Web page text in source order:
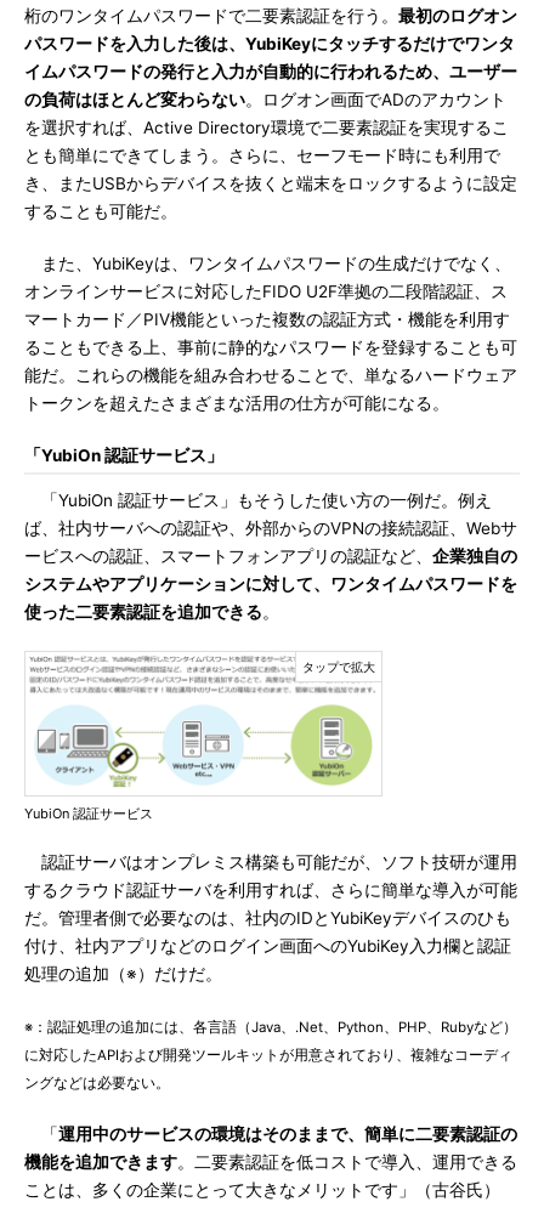
桁のワンタイムパスワードで二要素認証を行う。 最初のログオン
パスワードを入力した後は、YubiKeyにタッチするだけでワンタ
イムパスワードの発行と入力が自動的に行われるため、ユーザー
の負荷はほとんど変わらない。ログオン画面でADのアカウント
を選択すれば、Active Directory環境で二要素認証を実現するこ
とも簡単にできてしまう。さらに、セーフモード時にも利用で
き、またUSBからデバイスを抜くと端末をロックするように設定
することも可能だ。
また、YubiKeyは、ワンタイムパスワードの生成だけでなく、
オンラインサービスに対応したFIDO U2F準拠の二段階認証、ス
マートカード／PIV機能といった複数の認証方式・機能を利用す
ることもできる上、事前に静的なパスワードを登録することも可
能だ。これらの機能を組み合わせることで、単なるハードウェア
トークンを超えたさまざまな活用の仕方が可能になる。
「YubiOn 認証サービス」
「YubiOn 認証サービス」もそうした使い方の一例だ。例え
ば、社内サーバへの認証や、外部からのVPNの接続認証、Webサ
ービスへの認証、スマートフォンアプリの認証など、 企業独自の
システムやアプリケーションに対して、ワンタイムパスワードを
使った二要素認証を追加できる。
YubiOn 認証サービス
認証サーバはオンプレミス構築も可能だが、ソフト技研が運用
するクラウド認証サーバを利用すれば、さらに簡単な導入が可能
だ。管理者側で必要なのは、社内のIDとYubiKeyデバイスのひも
付け、社内アプリなどのログイン画面へのYubiKey入力欄と認証
処理の追加（※）だけだ。
※：認証処理の追加には、各言語（Java、.Net、Python、PHP、Rubyなど）
に対応したAPIおよび開発ツールキットが用意されており、複雑なコーディ
ングなどは必要ない。
「運用中のサービスの環境はそのままで、簡単に二要素認証の
機能を追加できます。二要素認証を低コストで導入、運用できる
ことは、多くの企業にとって大きなメリットです」（古谷氏）